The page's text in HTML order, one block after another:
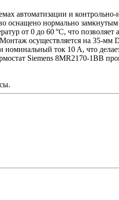
автоматизации и
оснащено нормально
от 0 до 60 °C, что
Монтаж осуществляется на 35-
номинальный ток 10 А, что
Siemens 8MR2170-1BB